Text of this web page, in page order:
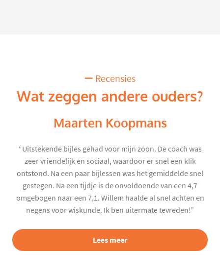
Recensies
Wat zeggen andere ouders?
Maarten Koopmans
“Uitstekende bijles gehad voor mijn zoon. De coach was
zeer vriendelijk en sociaal, waardoor er snel een klik
ontstond. Na een paar bijlessen was het gemiddelde snel
gestegen. Na een tijdje is de onvoldoende van een 4,7
omgebogen naar een 7,1. Willem haalde al snel achten en
negens voor wiskunde. Ik ben uitermate tevreden!”
Lees meer